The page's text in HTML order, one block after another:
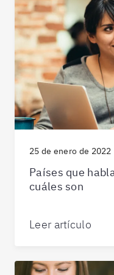
25 de enero de 2022
Países que
cuáles son
Leer artículo